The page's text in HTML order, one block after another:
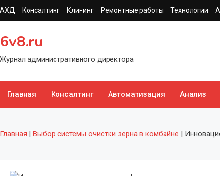
Перейти
к
АХД Консалтинг Клининг Ремонтные работы Технологии
6v8.ru
Журнал административного директора
Главная Консалтинг Автоматизация Анализ
Главная | Выбор системы очистки зерна в комбайне |